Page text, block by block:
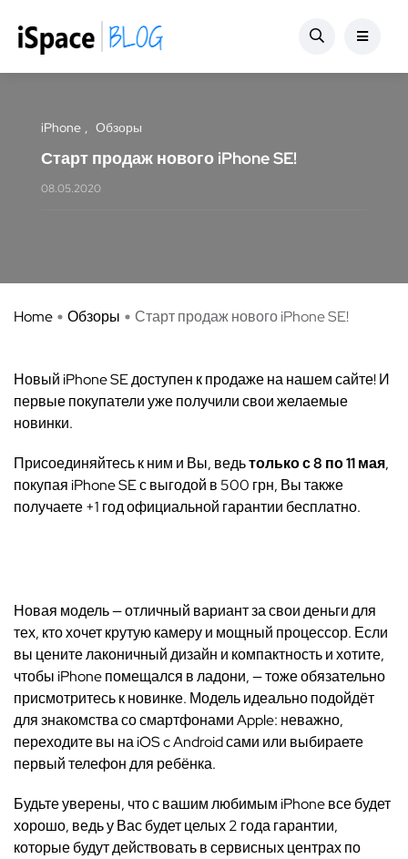
iPhone Обзоры
Старт продаж нового iPhone SE!
08.05.2020
Home Обзоры Старт продаж нового iPhone SE!
Новый iPhone SE доступен к продаже на нашем сайте! И
первые покупатели уже получили свои желаемые
новинки.
Присоединяйтесь к ним и Вы, ведьтолько с 8 по 11 мая,
покупая iPhone SE с выгодой в 500 грн, Вы также
получаете +1 год официальной гарантии бесплатно.
Новая модель — отличный вариант за свои деньги для
тех, кто хочет крутую камеру и мощный процессор. Если
вы цените лаконичный дизайн и компактность и хотите,
чтобы iPhone помещался в ладони, — тоже обязательно
присмотритесь к новинке. Модель идеально подойдёт
для знакомства со смартфонами Apple: неважно,
переходите вы на iOS c Android сами или выбираете
первый телефон для ребёнка.
Будьте уверены, что с вашим любимым iPhone все будет
хорошо, ведь у Вас будет целых 2 года гарантии,
которые будут действовать в сервисных центрах по